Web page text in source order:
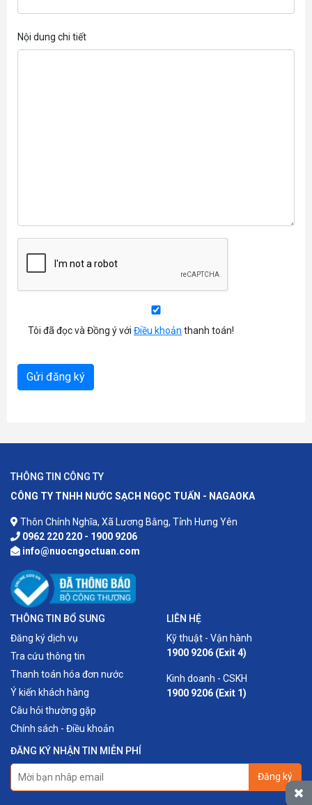
Nội dung chi tiết
Tôi đã đọc và Đồng ý với Điều khoản thanh toán!
THÔNG TIN CÔNG TY
CÔNG TY TNHH NƯỚC SẠCH NGỌC TUẤN - NAGAOKA
Thôn Chính Nghĩa, Xã Lương Bằng, Tỉnh Hưng Yên
0962 220 220 - 1900 9206
info@nuocngoctuan.com
THÔNG TIN BỔ SUNG
Đăng ký dịch vụ
Tra cứu thông tin
Thanh toán hóa đơn nước
Ý kiến khách hàng
Câu hỏi thường gặp
Chính sách - Điều khoản
LIÊN HỆ
Kỹ thuật - Vận hành
1900 9206 (Exit 4)
Kinh doanh - CSKH
1900 9206 (Exit 1)
ĐĂNG KÝ NHẬN TIN MIỄN PHÍ
Đăng ký